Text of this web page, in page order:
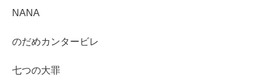
NANA
のだめカンタービレ
七つの大罪